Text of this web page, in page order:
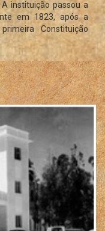
instituição passou a
em 1823, após a
Constituição